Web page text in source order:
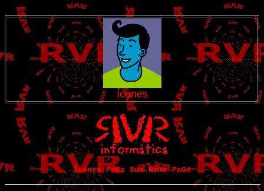
Ícones
Ícones PaRa Sua HoMe PaGe